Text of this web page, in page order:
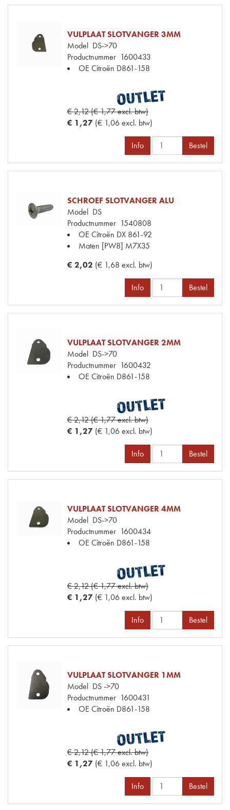
VULPLAAT SLOTVANGER 3MM
Model DS->70
Productnummer 1600433
OE Citroën D861-158
€ 2,12 (€ 1,77 excl. btw)
€ 1,27 (€ 1,06 excl. btw)
Info Bestel
SCHROEF SLOTVANGER ALU
Model DS
Productnummer 1540808
OE Citroën DX 861-92
Maten [PW8] M7X35
€ 2,02 (€ 1,68 excl. btw)
Info Bestel
VULPLAAT SLOTVANGER 2MM
Model DS->70
Productnummer 1600432
OE Citroën D861-158
€ 2,12 (€ 1,77 excl. btw)
€ 1,27 (€ 1,06 excl. btw)
Info Bestel
VULPLAAT SLOTVANGER 4MM
Model DS->70
Productnummer 1600434
OE Citroën D861-158
€ 2,12 (€ 1,77 excl. btw)
€ 1,27 (€ 1,06 excl. btw)
Info Bestel
VULPLAAT SLOTVANGER 1MM
Model DS ->70
Productnummer 1600431
OE Citroën D861-158
€ 2,12 (€ 1,77 excl. btw)
€ 1,27 (€ 1,06 excl. btw)
Info Bestel